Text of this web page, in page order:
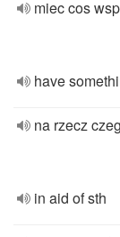
miec cos
have
na rzecz
in aid of sth